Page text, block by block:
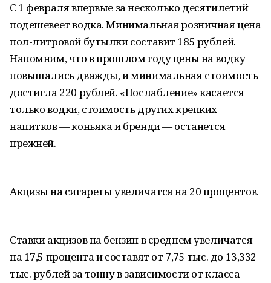
С 1 февраля впервые за несколько десятилетий
подешевеет водка. Минимальная розничная цена
пол-литровой бутылки составит 185 рублей.
Напомним, что в прошлом году цены на водку
повышались дважды, и минимальная стоимость
достигла 220 рублей. «Послабление» касается
только водки, стоимость других крепких
напитков — коньяка и бренди — останется
прежней.
Акцизы на сигареты увеличатся на 20 процентов.
Ставки акцизов на бензин в среднем увеличатся
на 17,5 процента и составят от 7,75 тыс. до 13,332
тыс. рублей за тонну в зависимости от класса